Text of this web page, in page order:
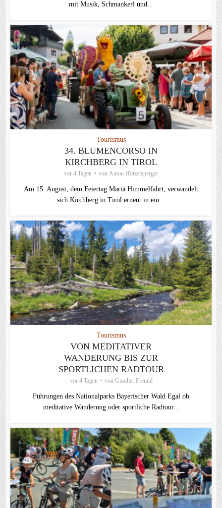
mit Musik, Schmankerl und...
Tourismus
34. BLUMENCORSO IN
KIRCHBERG IN TIROL
vor 4 Tagen von Anton Hötzelsperger
Am 15. August, dem Feiertag Mariä Himmelfahrt, verwandelt
sich Kirchberg in Tirol erneut in ein...
Tourismus
VON MEDITATIVER
WANDERUNG BIS ZUR
SPORTLICHEN RADTOUR
vor 4 Tagen von Günther Freund
Führungen des Nationalparks Bayerischer Wald Egal ob
meditative Wanderung oder sportliche Radtour...